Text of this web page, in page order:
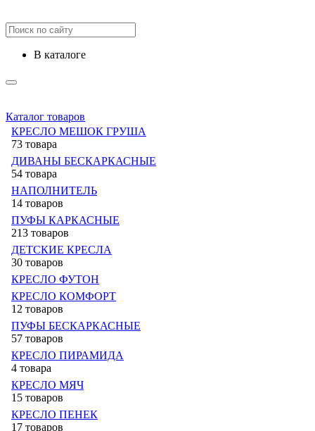
в каталоге
Каталог товаров
КРЕСЛО МЕШОК ГРУША
73 товара
ДИВАНЫ БЕСКАРКАСНЫЕ
54 товара
НАПОЛНИТЕЛЬ
14 товаров
ПУФЫ КАРКАСНЫЕ
213 товаров
ДЕТСКИЕ КРЕСЛА
30 товаров
КРЕСЛО ФУТОН
КРЕСЛО КОМФОРТ
12 товаров
ПУФЫ БЕСКАРКАСНЫЕ
57 товаров
КРЕСЛО ПИРАМИДА
4 товара
КРЕСЛО МЯЧ
15 товаров
КРЕСЛО ПЕНЕК
17 товаров